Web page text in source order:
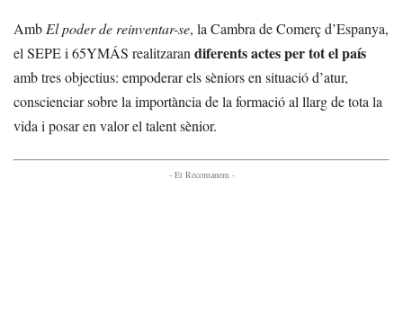
Amb El poder de reinventar-se, la Cambra de Comerç d’Espanya,
el SEPE i 65YMÁS realitzaran diferents actes per tot el país
amb tres objectius: empoderar els sèniors en situació d’atur,
conscienciar sobre la importància de la formació al llarg de tota la
vida i posar en valor el talent sènior.
- Et Recomanem -